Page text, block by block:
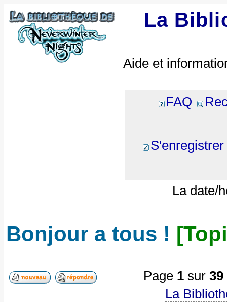
La
Aide et
FAQ
S'enregistrer
La date/
Bonjour a tous !
Page 1 sur39
La